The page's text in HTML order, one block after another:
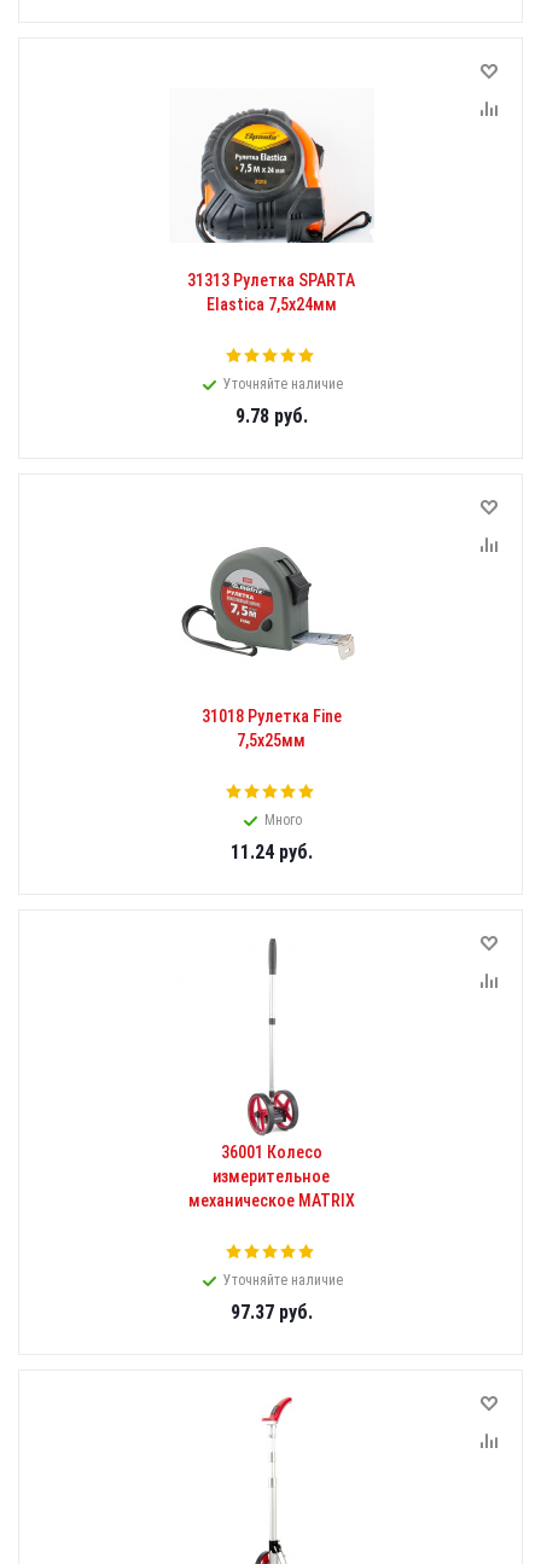
31313 Рулетка SPARTA
Elastica 7,5x24мм
Уточняйте наличие
9.78руб.
31018 Рулетка Fine
7,5х25мм
Много
11.24руб.
36001 Колесо
измерительное
механическое MATRIX
Уточняйте наличие
97.37руб.